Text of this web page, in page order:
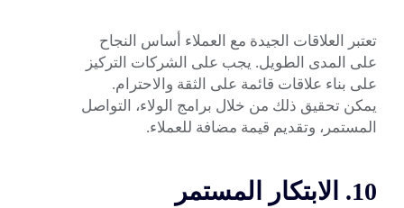
تعتبر العلاقات الجيدة مع العملاء أساس النجاح
على المدى الطويل. يجب على الشركات التركيز
على بناء علاقات قائمة على الثقة والاحترام.
يمكن تحقيق ذلك من خلال برامج الولاء، التواصل
المستمر، وتقديم قيمة مضافة للعملاء.
10. الابتكار المستمر